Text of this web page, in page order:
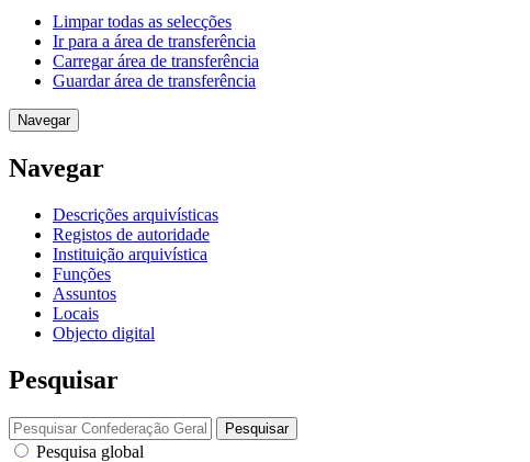
Limpar todas as selecções
Ir para a área de transferência
Carregar área de transferência
Guardar área de transferência
Navegar
Navegar
Descrições arquivísticas
Registos de autoridade
Instituição arquivística
Funções
Assuntos
Locais
Objecto digital
Pesquisar
Pesquisar
Pesquisa global